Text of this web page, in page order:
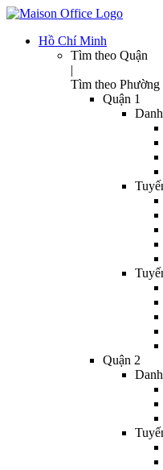
Hồ Chí Minh
Tìm theo Quận
|
Tìm theo
Quận 1
Quận 2